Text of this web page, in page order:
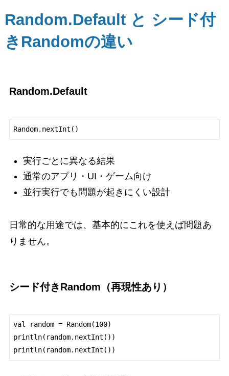
Random.Default と シード付
きRandomの違い
Random.Default
実行ごとに異なる結果
通常のアプリ・UI・ゲーム向け
並行実行でも問題が起きにくい設計
日常的な用途では、基本的にこれを使えば問題あ
りません。
シード付きRandom（再現性あり）
val random = Random(100)
println(random.nextInt())